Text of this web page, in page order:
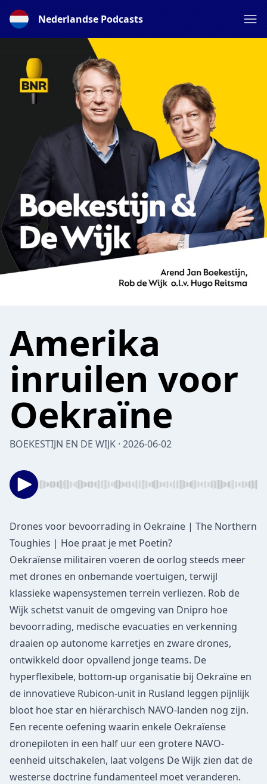
Nederlandse Podcasts
Amerika
inruilen voor
Oekraïne
BOEKESTIJN EN DE WIJK · 2026-06-02
Drones voor bevoorrading in Oekraïne | The Northern
Toughies | Hoe praat je met Poetin?
Oekraïense militairen voeren de oorlog steeds meer
met drones en onbemande voertuigen, terwijl
klassieke wapensystemen terrein verliezen. Rob de
Wijk schetst vanuit de omgeving van Dnipro hoe
bevoorrading, medische evacuaties en verkenning
draaien op autonome karretjes en zware drones,
ontwikkeld door opvallend jonge teams. De
hyperflexibele, bottom-up organisatie bij Oekraïne en
de innovatieve Rubicon-unit in Rusland leggen pijnlijk
bloot hoe star en hiërarchisch NAVO-landen nog zijn.
Een recente oefening waarin enkele Oekraïense
dronepiloten in een half uur een grotere NAVO-
eenheid uitschakelen, laat volgens De Wijk zien dat de
westerse doctrine fundamenteel moet veranderen.